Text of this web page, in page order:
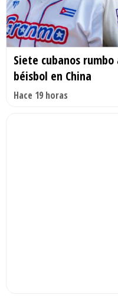
Siete cubanos
béisbol en China
Hace 19 horas